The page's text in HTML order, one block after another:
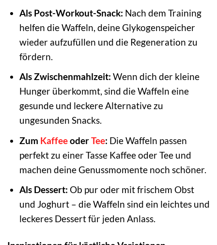
Als Post-Workout-Snack: Nach dem Training
helfen die Waffeln, deine Glykogenspeicher
wieder aufzufüllen und die Regeneration zu
fördern.
Als Zwischenmahlzeit: Wenn dich der kleine
Hunger überkommt, sind die Waffeln eine
gesunde und leckere Alternative zu
ungesunden Snacks.
Zum KaffeeoderTee: Die Waffeln passen
perfekt zu einer Tasse Kaffee oder Tee und
machen deine Genussmomente noch schöner.
Als Dessert: Ob pur oder mit frischem Obst
und Joghurt – die Waffeln sind ein leichtes und
leckeres Dessert für jeden Anlass.